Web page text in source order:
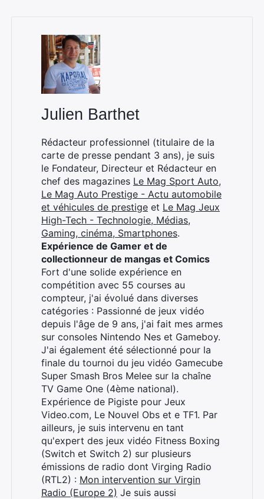
Julien Barthet
Rédacteur professionnel (titulaire de la
carte de presse pendant 3 ans), je suis
le Fondateur, Directeur et Rédacteur en
chef des magazines Le Mag Sport Auto,
Le Mag Auto Prestige - Actu automobile
et véhicules de prestige et Le Mag Jeux
High-Tech - Technologie, Médias,
Gaming, cinéma, Smartphones.
Expérience de Gamer et de
collectionneur de mangas et Comics
Fort d'une solide expérience en
compétition avec 55 courses au
compteur, j'ai évolué dans diverses
catégories : Passionné de jeux vidéo
depuis l'âge de 9 ans, j'ai fait mes armes
sur consoles Nintendo Nes et Gameboy.
J'ai également été sélectionné pour la
finale du tournoi du jeu vidéo Gamecube
Super Smash Bros Melee sur la chaîne
TV Game One (4ème national).
Expérience de Pigiste pour Jeux
Video.com, Le Nouvel Obs et e TF1. Par
ailleurs, je suis intervenu en tant
qu'expert des jeux vidéo Fitness Boxing
(Switch et Switch 2) sur plusieurs
émissions de radio dont Virging Radio
(RTL2) : Mon intervention sur Virgin
Radio (Europe 2) Je suis aussi
Rechercher